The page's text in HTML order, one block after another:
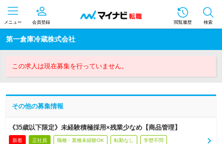
メニュー 会員登録 閲覧履歴 検索
第一倉庫冷蔵株式会社
この求人は現在募集を行っていません。
その他の募集情報
《35歳以下限定》未経験積極採用×残業少なめ【商品管理】
新着 正社員 職種・業種未経験OK 転勤なし 学歴不問